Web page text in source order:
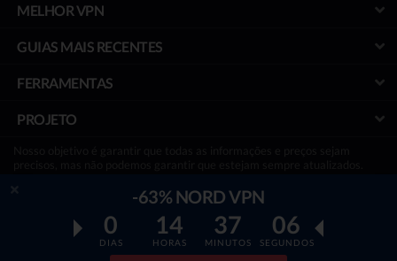
-63% NORD VPN
0
DIAS
14
HORAS
37
MINUTOS
05
SEGUNDOS
MELHOR VPN
GUIAS MAIS RECENTES
FERRAMENTAS
PROJETO
Para manter nosso site funcionando e gratuitamente, às
vezes podemos receber uma pequena comissão se um leitor decidir
comprar por meio de links no site, sem nenhum custo extra.
© Top50vpn.com - Uma Iniciativa Independente das Melhores